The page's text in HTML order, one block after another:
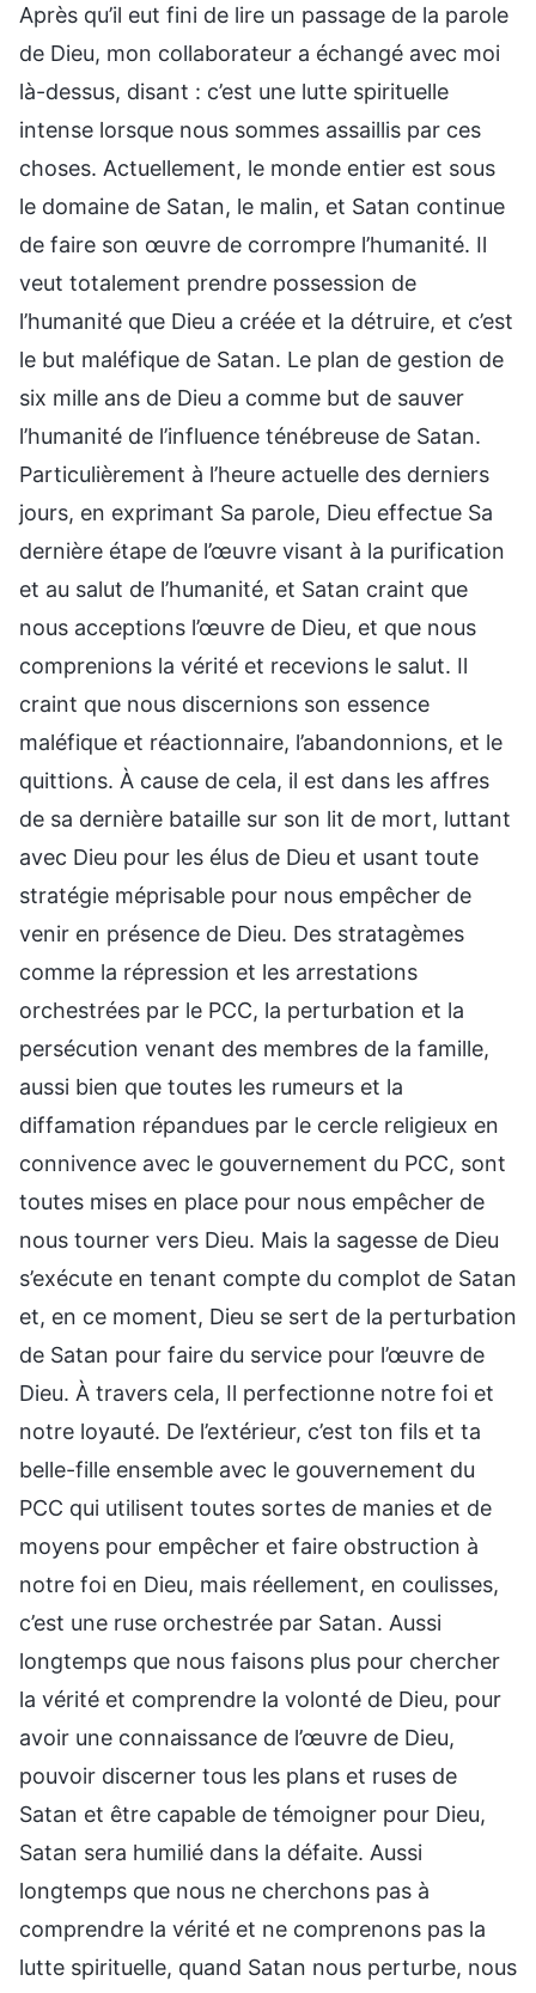
Après qu’il eut fini de lire un passage de la parole
de Dieu, mon collaborateur a échangé avec moi
là-dessus, disant : c’est une lutte spirituelle
intense lorsque nous sommes assaillis par ces
choses. Actuellement, le monde entier est sous
le domaine de Satan, le malin, et Satan continue
de faire son œuvre de corrompre l’humanité. Il
veut totalement prendre possession de
l’humanité que Dieu a créée et la détruire, et c’est
le but maléfique de Satan. Le plan de gestion de
six mille ans de Dieu a comme but de sauver
l’humanité de l’influence ténébreuse de Satan.
Particulièrement à l’heure actuelle des derniers
jours, en exprimant Sa parole, Dieu effectue Sa
dernière étape de l’œuvre visant à la purification
et au salut de l’humanité, et Satan craint que
nous acceptions l’œuvre de Dieu, et que nous
comprenions la vérité et recevions le salut. Il
craint que nous discernions son essence
maléfique et réactionnaire, l’abandonnions, et le
quittions. À cause de cela, il est dans les affres
de sa dernière bataille sur son lit de mort, luttant
avec Dieu pour les élus de Dieu et usant toute
stratégie méprisable pour nous empêcher de
venir en présence de Dieu. Des stratagèmes
comme la répression et les arrestations
orchestrées par le PCC, la perturbation et la
persécution venant des membres de la famille,
aussi bien que toutes les rumeurs et la
diffamation répandues par le cercle religieux en
connivence avec le gouvernement du PCC, sont
toutes mises en place pour nous empêcher de
nous tourner vers Dieu. Mais la sagesse de Dieu
s’exécute en tenant compte du complot de Satan
et, en ce moment, Dieu se sert de la perturbation
de Satan pour faire du service pour l’œuvre de
Dieu. À travers cela, Il perfectionne notre foi et
notre loyauté. De l’extérieur, c’est ton fils et ta
belle-fille ensemble avec le gouvernement du
PCC qui utilisent toutes sortes de manies et de
moyens pour empêcher et faire obstruction à
notre foi en Dieu, mais réellement, en coulisses,
c’est une ruse orchestrée par Satan. Aussi
longtemps que nous faisons plus pour chercher
la vérité et comprendre la volonté de Dieu, pour
avoir une connaissance de l’œuvre de Dieu,
pouvoir discerner tous les plans et ruses de
Satan et être capable de témoigner pour Dieu,
Satan sera humilié dans la défaite. Aussi
longtemps que nous ne cherchons pas à
comprendre la vérité et ne comprenons pas la
lutte spirituelle, quand Satan nous perturbe, nous